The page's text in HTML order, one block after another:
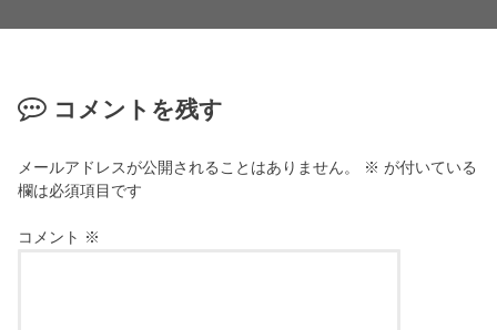
コメントを残す
メールアドレスが公開されることはありません。 ※ が付いている
欄は必須項目です
コメント ※